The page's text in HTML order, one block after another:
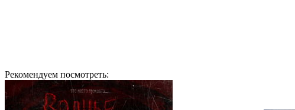
Рекомендуем посмотреть: